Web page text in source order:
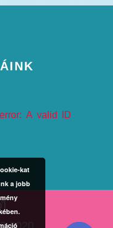
A valid ID
2020
kat
a jobb